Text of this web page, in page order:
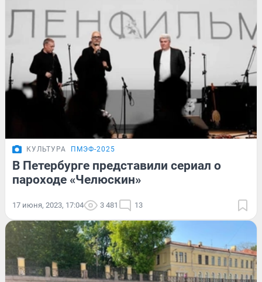
КУЛЬТУРА ПМЭФ-2025
В Петербурге представили сериал о
пароходе «Челюскин»
17 июня, 2023, 17:04 3 481 13